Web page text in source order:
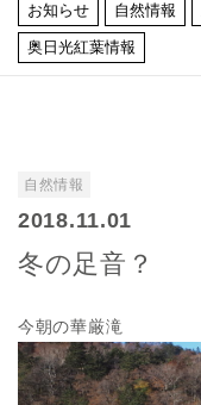
お知らせ 自然情報
奥日光紅葉情報
自然情報
2018.11.01
冬の足音？
今朝の華厳滝